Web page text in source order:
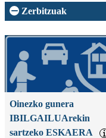
Zerbitzuak
Oinezko gunera
IBILGAILUArekin
sartzeko ESKAERA